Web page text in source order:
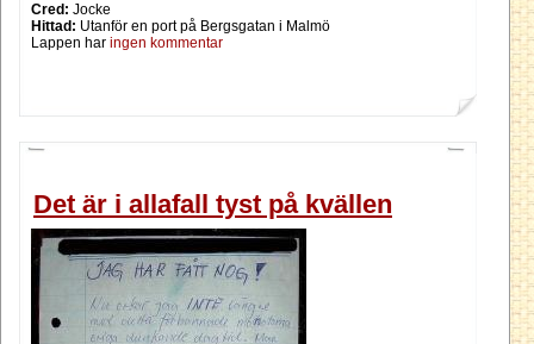
Cred: Jocke
Hittad: Utanför en port på Bergsgatan i Malmö
Lappen har ingen kommentar
Det är i allafall tyst på kvällen